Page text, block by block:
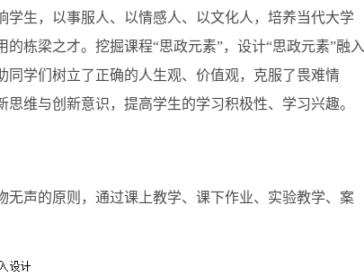
生，以事服人、以情感人、以文化人，培养当代大学
栋梁之才。挖掘课程“思政元素”，设计“思政元素”融入
学们树立了正确的人生观、价值观，克服了畏难情
维与创新意识，提高学生的学习积极性、学习兴趣。
声的原则，通过课上教学、课下作业、实验教学、案